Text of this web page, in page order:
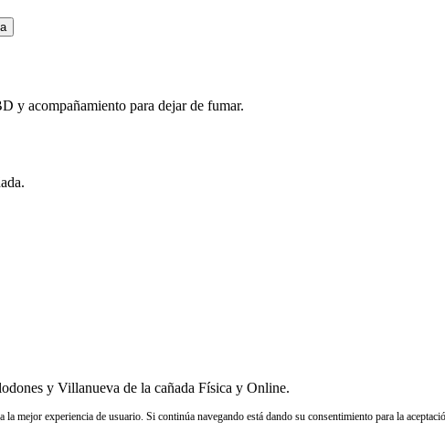
y acompañamiento para dejar de fumar.
y Villanueva de la cañada Física y Online.
mejor experiencia de usuario. Si continúa navegando está dando su consentimiento para la